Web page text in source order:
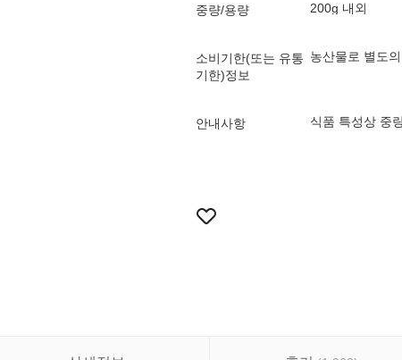
중량/용량 200g 내외
소비기한(또는 유통
기한)정보
농산물로 별도
안내사항 식품 특성상 중